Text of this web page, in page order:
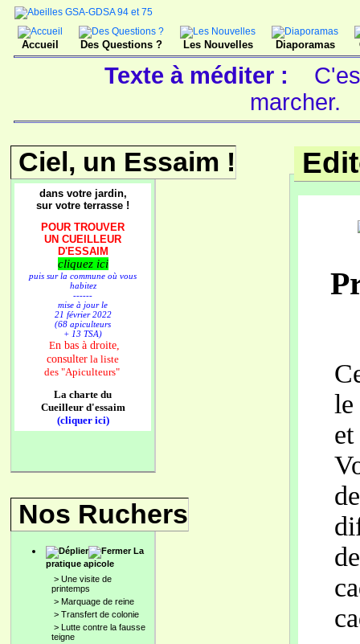
Accueil Des Questions ? Les Nouvelles Diaporamas
Texte à méditer :
marcher.
Ciel, un Essaim !
dans votre jardin,
sur votre terrasse !
POUR TROUVER
UN CUEILLEUR
D'ESSAIM
cliquez ici
puis sur la commune où vous
habitez
------
mise à jour le
21 février 2022
(68 apiculteurs
+ 13 TSA)
En bas à droite,
consulter la liste
des "Apiculteurs"
La charte du
Cueilleur d'essaim
(cliquer ici)
Nos Ruchers
La
pratique apicole
> Une visite de
printemps
> Marquage de reine
> Transfert de colonie
> Lutte contre la fausse
teigne
le